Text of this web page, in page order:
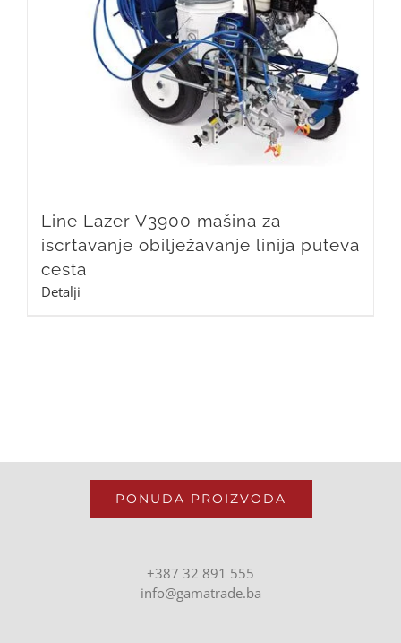
Line Lazer V3900 mašina za
iscrtavanje obilježavanje linija puteva
cesta
Detalji
PONUDA PROIZVODA
+387 32 891 555
info@gamatrade.ba